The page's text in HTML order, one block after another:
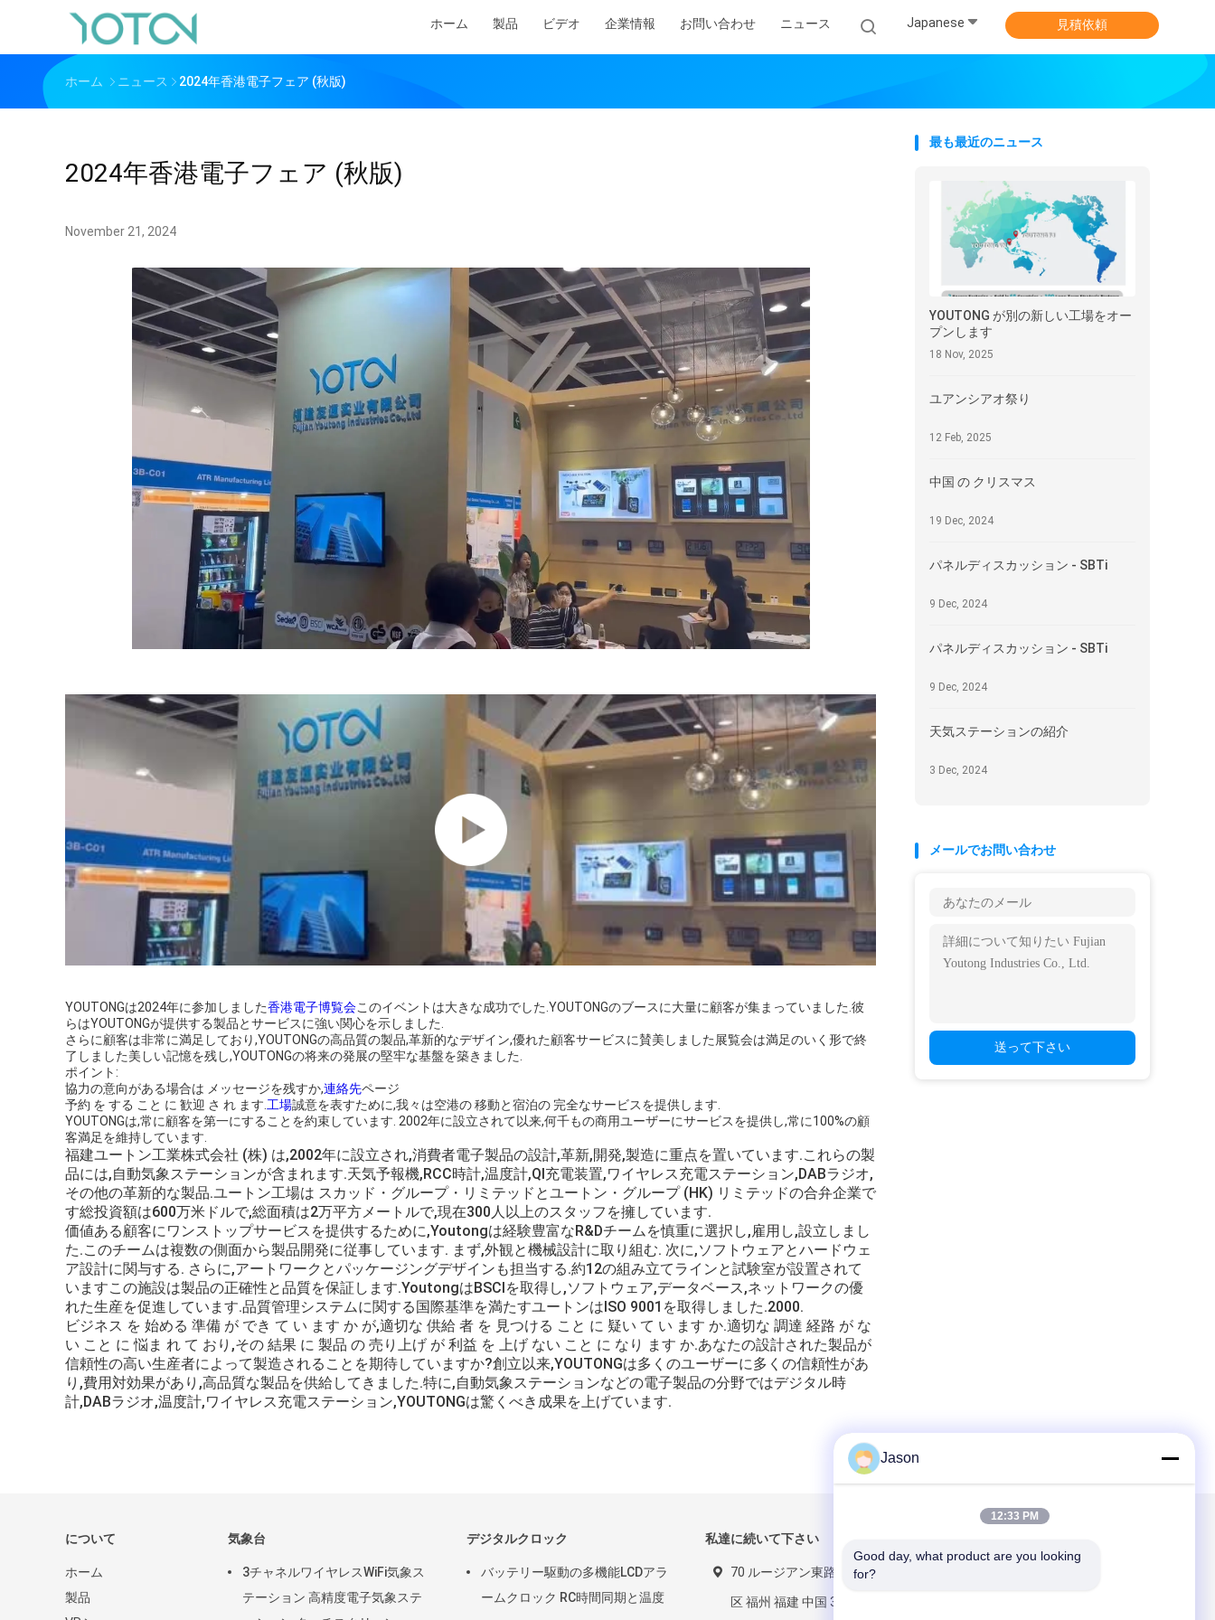
ホーム 製品 ビデオ 企業情報 お問い合わせ ニュース Japanese 見積依頼
ホーム ニュース 2024年香港電子フェア (秋版)
2024年香港電子フェア (秋版)
November 21, 2024
YOUTONGは2024年に参加しました香港電子博覧会このイベントは大きな成功でした.YOUTONGのブースに大量に顧客が集まっていました.彼
らはYOUTONGが提供する製品とサービスに強い関心を示しました.
さらに顧客は非常に満足しており,YOUTONGの高品質の製品,革新的なデザイン,優れた顧客サービスに賛美しました展覧会は満足のいく形で終
了しました美しい記憶を残し,YOUTONGの将来の発展の堅牢な基盤を築きました.
ポイント:
協力の意向がある場合は メッセージを残すか,連絡先ページ
予約 を する こと に 歓迎 さ れ ます. 工場誠意を表すために,我々は空港の 移動と宿泊の 完全なサービスを提供します.
YOUTONGは,常に顧客を第一にすることを約束しています. 2002年に設立されて以来,何千もの商用ユーザーにサービスを提供し,常に100%の顧
客満足を維持しています.
福建ユートン工業株式会社 (株) は,2002年に設立され,消費者電子製品の設計,革新,開発,製造に重点を置いています.これらの製
品には,自動気象ステーションが含まれます.天気予報機,RCC時計,温度計,QI充電装置,ワイヤレス充電ステーション,DABラジオ,
その他の革新的な製品.ユートン工場は スカッド・グループ・リミテッドとユートン・グループ (HK) リミテッドの合弁企業で
す総投資額は600万米ドルで,総面積は2万平方メートルで,現在300人以上のスタッフを擁しています.
価値ある顧客にワンストップサービスを提供するために,Youtongは経験豊富なR&Dチームを慎重に選択し,雇用し,設立しまし
た.このチームは複数の側面から製品開発に従事しています. まず,外観と機械設計に取り組む. 次に,ソフトウェアとハードウェ
ア設計に関与する. さらに,アートワークとパッケージングデザインも担当する.約12の組み立てラインと試験室が設置されて
いますこの施設は製品の正確性と品質を保証します.YoutongはBSCIを取得し,ソフトウェア,データベース,ネットワークの優
れた生産を促進しています.品質管理システムに関する国際基準を満たすユートンはISO 9001を取得しました.2000.
ビジネス を 始める 準備 が でき て い ます か が,適切な 供給 者 を 見つける こと に 疑い て い ます か.適切な 調達 経路 が な
い こと に 悩ま れ て おり,その 結果 に 製品 の 売り上げ が 利益 を 上げ ない こと に なり ます か.あなたの設計された製品が
信頼性の高い生産者によって製造されることを期待していますか?創立以来,YOUTONGは多くのユーザーに多くの信頼性があ
り,費用対効果があり,高品質な製品を供給してきました.特に,自動気象ステーションなどの電子製品の分野ではデジタル時
計,DABラジオ,温度計,ワイヤレス充電ステーション,YOUTONGは驚くべき成果を上げています.
最も最近のニュース
YOUTONG が別の新しい工場をオー
プンします
18 Nov, 2025
ユアンシアオ祭り
12 Feb, 2025
中国 の クリスマス
19 Dec, 2024
パネルディスカッション - SBTi
9 Dec, 2024
パネルディスカッション - SBTi
9 Dec, 2024
天気ステーションの紹介
3 Dec, 2024
メールでお問い合わせ
送って下さい
について
ホーム
製品
気象台
3チャネルワイヤレスWiFi気象ス
テーション 高精度電子気象ステ
デジタルクロック
バッテリー駆動の多機能LCDアラ
ームクロック RC時間同期と温度
私達に続いて下さい
70 ルージアン東路 マウエ地
区 福州 福建 中国 350015
Jason
12:33 PM
Good day, what product are you looking
for?